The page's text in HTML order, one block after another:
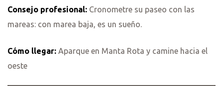
Consejo profesional: Cronometre su paseo con las
mareas: con marea baja, es un sueño.
Cómo llegar: Aparque en Manta Rota y camine hacia el
oeste